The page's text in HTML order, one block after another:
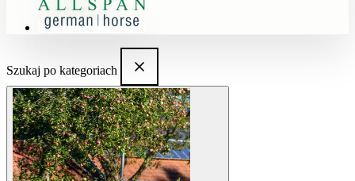
Szukaj po kategoriach